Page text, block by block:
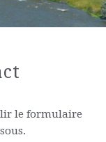
le formulaire